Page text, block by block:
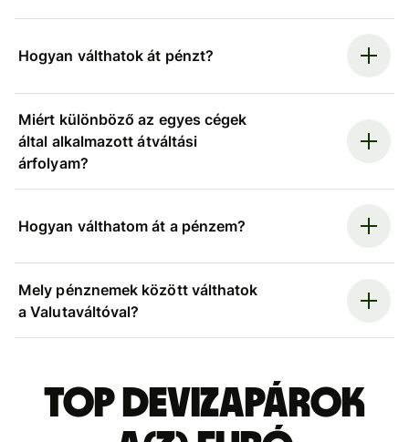
Hogyan válthatok át pénzt?
Miért különböző az egyes cégek
által alkalmazott átváltási
árfolyam?
Hogyan válthatom át a pénzem?
Mely pénznemek között válthatok
a Valutaváltóval?
Top devizapárok